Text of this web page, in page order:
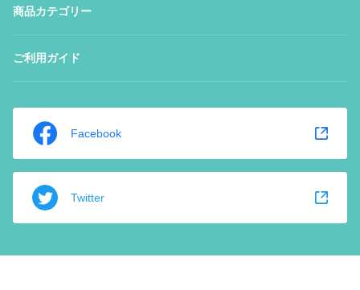
商品カテゴリー
ご利用ガイド
Facebook
Twitter